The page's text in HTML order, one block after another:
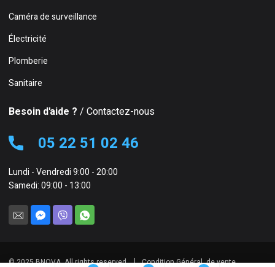
Caméra de surveillance
Électricité
Plomberie
Sanitaire
Besoin d'aide ? / Contactez-nous
05 22 51 02 46
Lundi - Vendredi 9:00 - 20:00
Samedi: 09:00 - 13:00
© 2025 BNOVA. All rights reserved. Condition Général de vente